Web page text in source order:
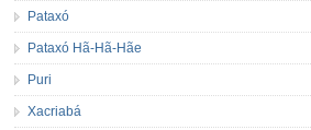
Pataxó
Pataxó Hã-Hã-Hãe
Puri
Xacriabá